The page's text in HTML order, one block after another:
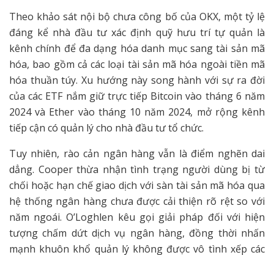
Theo khảo sát nội bộ chưa công bố của OKX, một tỷ lệ
đáng kể nhà đầu tư xác định quỹ hưu trí tự quản là
kênh chính để đa dạng hóa danh mục sang tài sản mã
hóa, bao gồm cả các loại tài sản mã hóa ngoài tiền mã
hóa thuần túy. Xu hướng này song hành với sự ra đời
của các ETF nắm giữ trực tiếp Bitcoin vào tháng 6 năm
2024 và Ether vào tháng 10 năm 2024, mở rộng kênh
tiếp cận có quản lý cho nhà đầu tư tổ chức.
Tuy nhiên, rào cản ngân hàng vẫn là điểm nghẽn dai
dẳng. Cooper thừa nhận tình trạng người dùng bị từ
chối hoặc hạn chế giao dịch với sàn tài sản mã hóa qua
hệ thống ngân hàng chưa được cải thiện rõ rệt so với
năm ngoái. O’Loghlen kêu gọi giải pháp đối với hiện
tượng chấm dứt dịch vụ ngân hàng, đồng thời nhấn
mạnh khuôn khổ quản lý không được vô tình xếp các